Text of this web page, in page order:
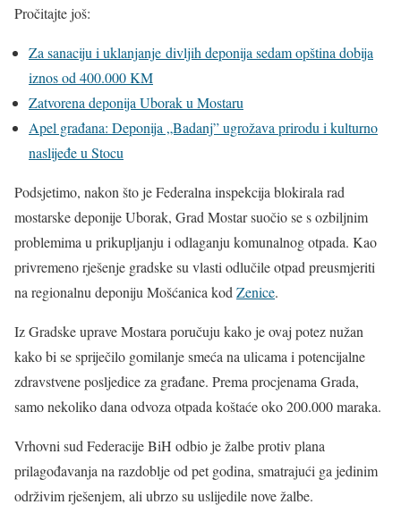
Pročitajte još:
Za sanaciju i uklanjanje divljih deponija sedam opština dobija
iznos od 400.000 KM
Zatvorena deponija Uborak u Mostaru
Apel građana: Deponija „Badanj” ugrožava prirodu i kulturno
naslijeđe u Stocu
Podsjetimo, nakon što je Federalna inspekcija blokirala rad
mostarske deponije Uborak, Grad Mostar suočio se s ozbiljnim
problemima u prikupljanju i odlaganju komunalnog otpada. Kao
privremeno rješenje gradske su vlasti odlučile otpad preusmjeriti
na regionalnu deponiju Mošćanica kodZenice.
Iz Gradske uprave Mostara poručuju kako je ovaj potez nužan
kako bi se spriječilo gomilanje smeća na ulicama i potencijalne
zdravstvene posljedice za građane. Prema procjenama Grada,
samo nekoliko dana odvoza otpada koštaće oko 200.000 maraka.
Vrhovni sud Federacije BiH odbio je žalbe protiv plana
prilagođavanja na razdoblje od pet godina, smatrajući ga jedinim
održivim rješenjem, ali ubrzo su uslijedile nove žalbe.